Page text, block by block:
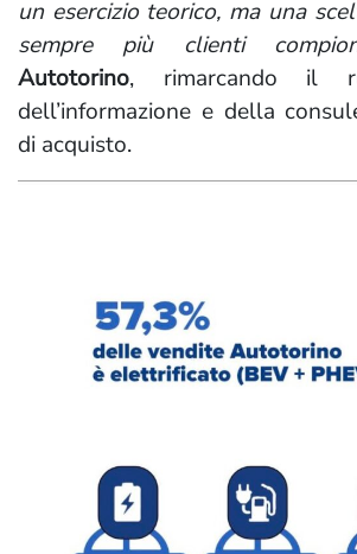
un esercizio teorico, ma una
sempre più clienti
Autotorino, rimarcando il
dell’informazione e della
di acquisto.